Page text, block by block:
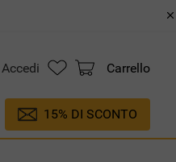
Accedi Carrello
15% DI SCONTO